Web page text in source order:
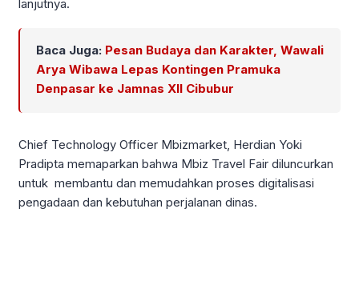
lanjutnya.
Baca Juga: Pesan Budaya dan Karakter, Wawali
Arya Wibawa Lepas Kontingen Pramuka
Denpasar ke Jamnas XII Cibubur
Chief Technology Officer Mbizmarket, Herdian Yoki
Pradipta memaparkan bahwa Mbiz Travel Fair diluncurkan
untuk membantu dan memudahkan proses digitalisasi
pengadaan dan kebutuhan perjalanan dinas.